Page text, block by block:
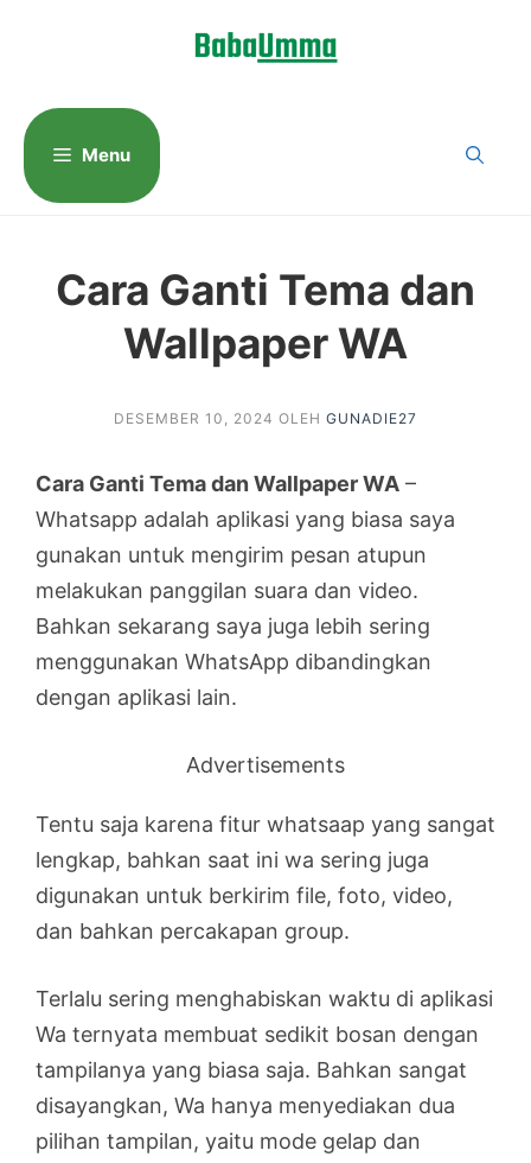
Menu
Cara Ganti Tema dan
Wallpaper WA
DESEMBER 10, 2024 OLEH GUNADIE27
Cara Ganti Tema dan Wallpaper WA –
Whatsapp adalah aplikasi yang biasa saya
gunakan untuk mengirim pesan atupun
melakukan panggilan suara dan video.
Bahkan sekarang saya juga lebih sering
menggunakan WhatsApp dibandingkan
dengan aplikasi lain.
Advertisements
Tentu saja karena fitur whatsaap yang sangat
lengkap, bahkan saat ini wa sering juga
digunakan untuk berkirim file, foto, video,
dan bahkan percakapan group.
Terlalu sering menghabiskan waktu di aplikasi
Wa ternyata membuat sedikit bosan dengan
tampilanya yang biasa saja. Bahkan sangat
disayangkan, Wa hanya menyediakan dua
pilihan tampilan, yaitu mode gelap dan